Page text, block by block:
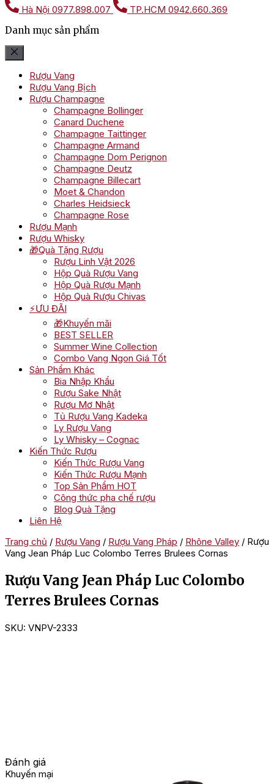
Hà Nội 0977.898.007 TP.HCM 0942.660.369
Danh mục sản phẩm
Rượu Vang
Rượu Vang Bịch
Rượu Champagne
Champagne Bollinger
Canard Duchene
Champagne Taittinger
Champagne Armand
Champagne Dom Perignon
Champagne Deutz
Champagne Billecart
Moet & Chandon
Charles Heidsieck
Champagne Rose
Rượu Mạnh
Rượu Whisky
🎁Quà Tặng Rượu
Rượu Linh Vật 2026
Hộp Quà Rượu Vang
Hộp Quà Rượu Mạnh
Hộp Quà Rượu Chivas
⚡ƯU ĐÃI
🎁Khuyến mãi
BEST SELLER
Summer Wine Collection
Combo Vang Ngon Giá Tốt
Sản Phẩm Khác
Bia Nhập Khẩu
Rượu Sake Nhật
Rượu Mơ Nhật
Tủ Rượu Vang Kadeka
Ly Rượu Vang
Ly Whisky – Cognac
Kiến Thức Rượu
Kiến Thức Rượu Vang
Kiến Thức Rượu Mạnh
Top Sản Phẩm HOT
Công thức pha chế rượu
Blog Quà Tặng
Liên Hệ
Trang chủ / Rượu Vang / Rượu Vang Pháp / Rhône Valley / Rượu
Vang Jean Pháp Luc Colombo Terres Brulees Cornas
Rượu Vang Jean Pháp Luc Colombo
Terres Brulees Cornas
SKU: VNPV-2333
Đánh giá
Khuyến mại